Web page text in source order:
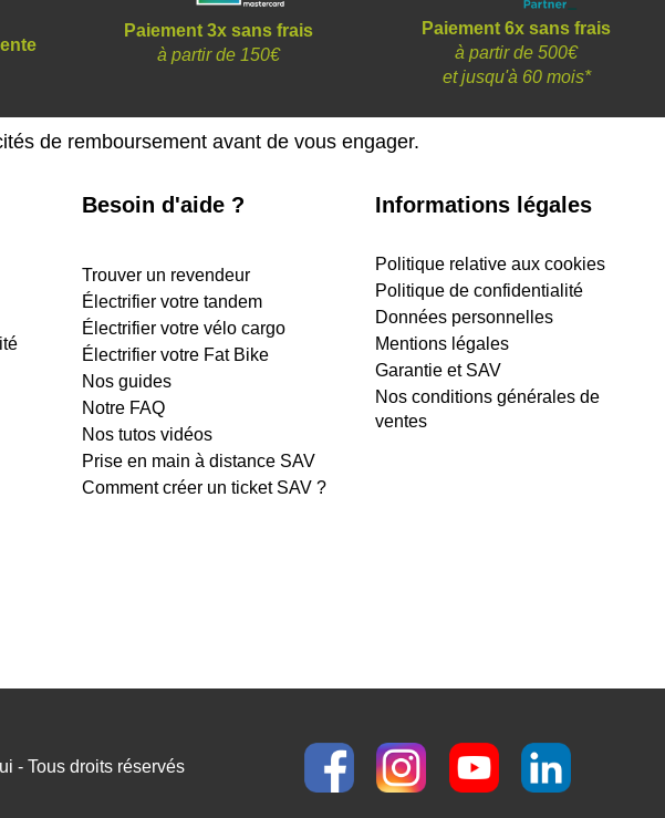
Paiement 3x sans frais
à partir de 150€
Paiement 6x sans frais
à partir de 500€
etjusqu'à 60 mois*
de remboursement avant de vous engager.
Besoin d'aide ?
Trouver un revendeur
Électrifier votre tandem
Électrifier votre vélo cargo
Électrifier votre Fat Bike
Nos guides
Notre FAQ
Nos tutos vidéos
Prise en main à distance SAV
Comment créer un ticket SAV ?
Informations légales
Politique relative aux cookies
Politique de confidentialité
Données personnelles
Mentions légales
Garantie et SAV
Nos conditions générales de
ventes
- Tous droits réservés